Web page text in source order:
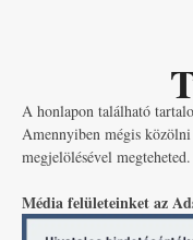
A honlapon található
Amennyiben mégis
megjelölésével megteheted.
Média felületeinket az